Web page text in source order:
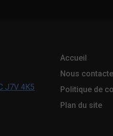
J7V 4K5
Accueil
Nous
Politique de
Plan du site